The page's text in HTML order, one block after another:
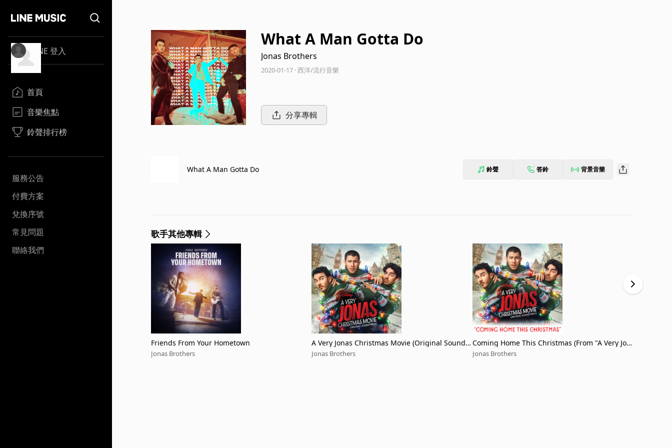
LINE 登入
首頁
音樂焦點
鈴聲排行榜
服務公告
付費方案
兌換序號
常見問題
聯絡我們
What A Man Gotta Do
Jonas Brothers
2020-01-17 · 西洋/流行音樂
分享專輯
What A Man Gotta Do 鈴聲 答鈴 背景音樂
歌手其他專輯
Friends From Your Hometown
Jonas Brothers
A Very Jonas Christmas Movie (Original Soundtr
ack)
Jonas Brothers
Coming Home This Christmas (From "A Very Jon
as Christmas Movie")
Jonas Brothers